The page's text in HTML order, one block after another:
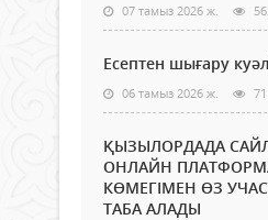
07 тамыз 2026 ж.
Есептен шығару
06 тамыз 2026 ж. 71
ҚЫЗЫЛОРДАДА
ОНЛАЙН
КӨМЕГІМЕН ӨЗ
ТАБА АЛАДЫ